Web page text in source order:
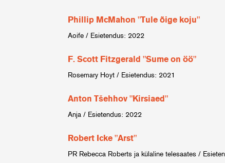
Phillip McMahon "Tule õige koju"
Aoife / Esietendus: 2022
F. Scott Fitzgerald "Sume on öö"
Rosemary Hoyt / Esietendus: 2021
Anton Tšehhov "Kirsiaed"
Anja / Esietendus: 2022
Robert Icke "Arst"
PR Rebecca Roberts ja külaline telesaates /